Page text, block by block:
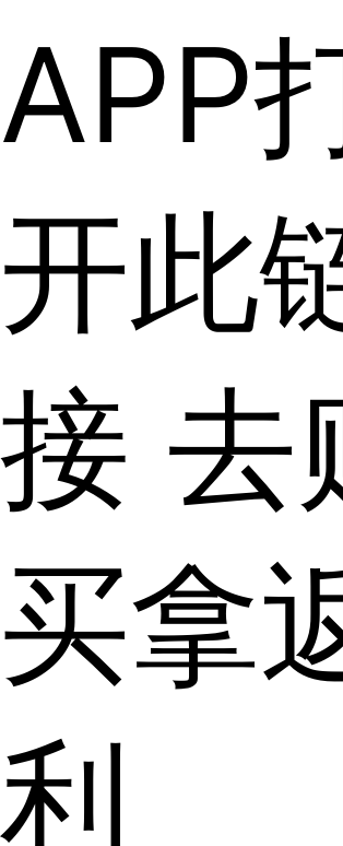
APP
开此
接 去
买拿
利